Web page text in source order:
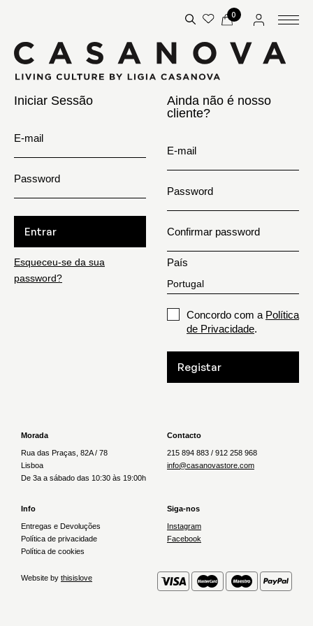
0
Iniciar Sessão
E-mail
Password
Entrar
Esqueceu-se da sua
password?
Ainda não é nosso
cliente?
E-mail
Password
Confirmar password
País
Concordo com a Política
de Privacidade.
Registar
Morada
Rua das Praças, 82A / 78
Lisboa
De 3a a sábado das 10:30 às 19:00h
Contacto
215 894 883 / 912 258 968
info@casanovastore.com
Info
Entregas e Devoluções
Política de privacidade
Política de cookies
Siga-nos
Instagram
Facebook
Website by thisislove